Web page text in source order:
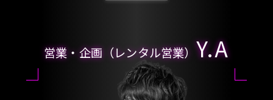
営業・企画（レンタル営業） Y.A